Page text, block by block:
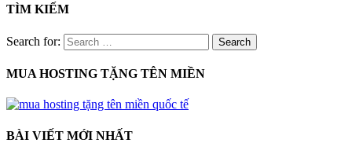
TÌM KIẾM
Search for:
MUA HOSTING TẶNG TÊN MIỀN
BÀI VIẾT MỚI NHẤT